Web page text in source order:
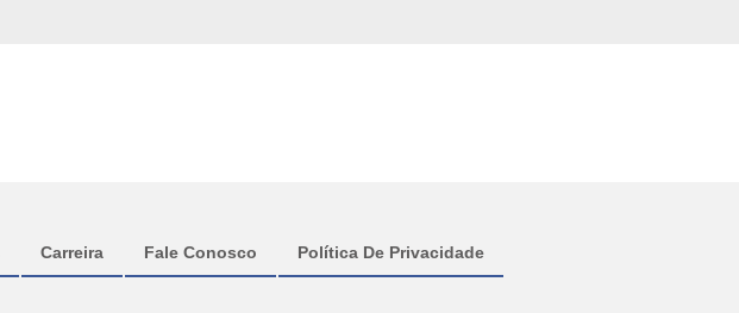
Carreira Fale Conosco Política De Privacidade